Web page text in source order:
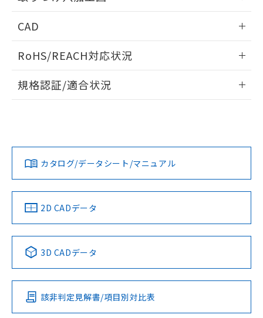
CAD
ドすることができます。
ログイン/会員登録
ダウンロードデータをご利用いただく前に、以下を必ずお読
みください。
ソフトウェアの使用条件
RoHS/REACH対応状況
EU RoHS 注意事項・凡例
対応済み
中国 RoHS 注意事項・凡例
Pb Hg Cd Cr(VI)
O
規格認証/適合状況
LR型式承認
（イギリス
船舶規格）
DNV型式承認
（ノルウェー
BV型式承認
（フランス
KR型式
（韓国
No No No No
この製品の規格認証/適合状況ページへ
その他の認証はこちらのページからご検索ください
カタログ/データシート/マニュアル
2D CADデータ
3D CADデータ
該非判定見解書/項目別対比表